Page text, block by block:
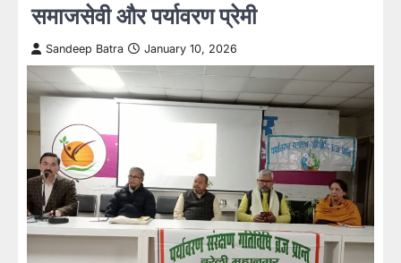
समाजसेवी और पर्यावरण प्रेमी
Sandeep Batra January 10, 2026